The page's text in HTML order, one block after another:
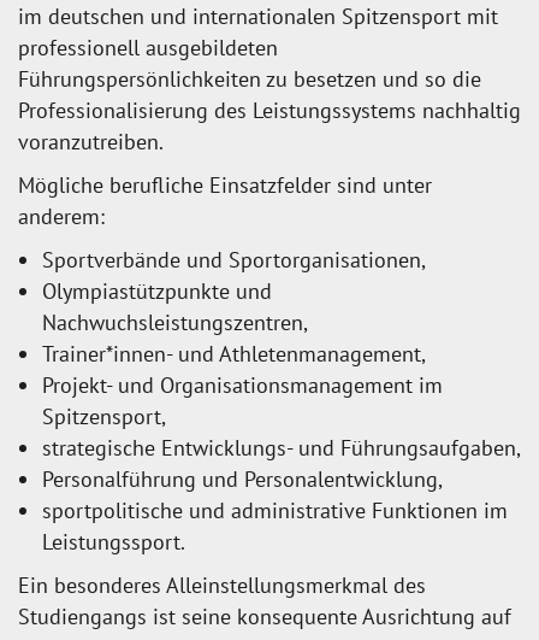
im deutschen und internationalen Spitzensport mit
professionell ausgebildeten
Führungspersönlichkeiten zu besetzen und so die
Professionalisierung des Leistungssystems nachhaltig
voranzutreiben.
Mögliche berufliche Einsatzfelder sind unter
anderem:
Sportverbände und Sportorganisationen,
Olympiastützpunkte und
Nachwuchsleistungszentren,
Trainer*innen- und Athletenmanagement,
Projekt- und Organisationsmanagement im
Spitzensport,
strategische Entwicklungs- und Führungsaufgaben,
Personalführung und Personalentwicklung,
sportpolitische und administrative Funktionen im
Leistungssport.
Ein besonderes Alleinstellungsmerkmal des
Studiengangs ist seine konsequente Ausrichtung auf